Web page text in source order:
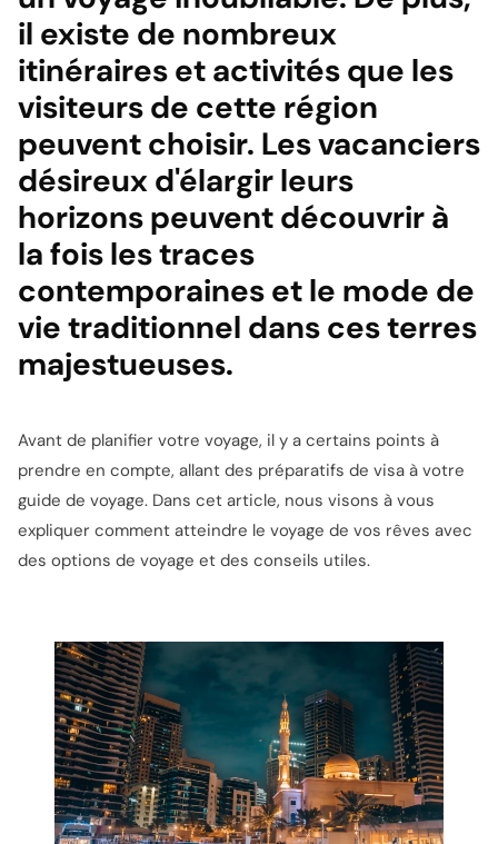
il existe de nombreux
itinéraires et activités que les
visiteurs de cette région
peuvent choisir. Les vacanciers
désireux d'élargir leurs
horizons peuvent découvrir à
la fois les traces
contemporaines et le mode de
vie traditionnel dans ces terres
majestueuses.
Avant de planifier votre voyage, il y a certains points à
prendre en compte, allant des préparatifs de visa à votre
guide de voyage. Dans cet article, nous visons à vous
expliquer comment atteindre le voyage de vos rêves avec
des options de voyage et des conseils utiles.